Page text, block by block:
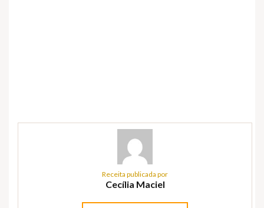
Receita publicada por
Cecília Maciel